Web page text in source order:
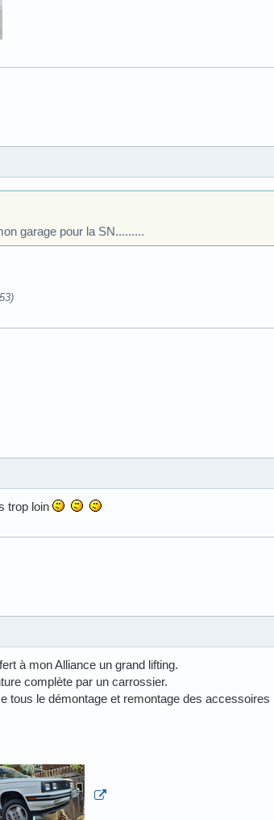
garage pour la SN.........
trop loin
à mon Alliance un grand lifting.
complète par un carrossier.
tous le démontage et remontage des accessoires